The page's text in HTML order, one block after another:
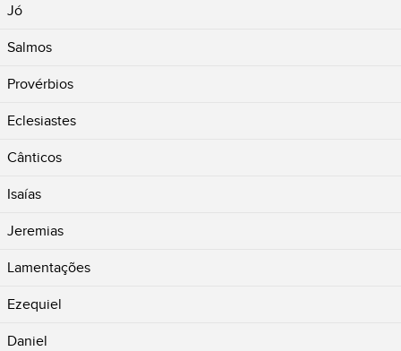
Jó
Salmos
Provérbios
Eclesiastes
Cânticos
Isaías
Jeremias
Lamentações
Ezequiel
Daniel